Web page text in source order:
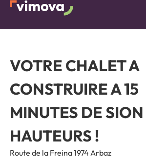
VOTRE CHALET A
CONSTRUIRE A 15
MINUTES DE SION
HAUTEURS !
Route de la Freina 1974 Arbaz